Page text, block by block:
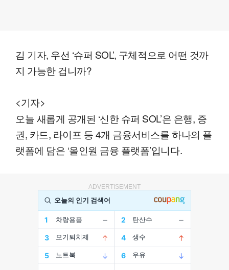
김 기자, 우선 ‘슈퍼 SOL’, 구체적으로 어떤 것까
지 가능한 겁니까?
<기자>
오늘 새롭게 공개된 ‘신한 슈퍼 SOL’은 은행, 증
권, 카드, 라이프 등 4개 금융서비스를 하나의 플
랫폼에 담은 ‘올인원 금융 플랫폼’입니다.
ADVERTISEMENT